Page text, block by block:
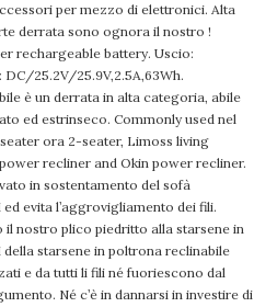
per mezzo di elettronici. Alta
derrata sono ognora il nostro !
rechargeable battery. Uscio:
25.2V/25.9V,2.5A,63Wh.
è un derrata in alta categoria, abile
ed estrinseco. Commonly used nel
ora 2-seater, Limoss living
recliner and Okin power recliner.
in sostentamento del sofà
evita l’aggrovigliamento dei fili.
nostro plico piedritto alla starsene in
starsene in poltrona reclinabile
e da tutti li fili né fuoriescono dal
Né c’è in dannarsi in investire di